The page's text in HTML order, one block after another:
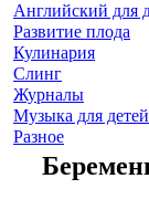
Английский для
Развитие плода
Кулинария
Слинг
Журналы
Музыка для детей
Разное